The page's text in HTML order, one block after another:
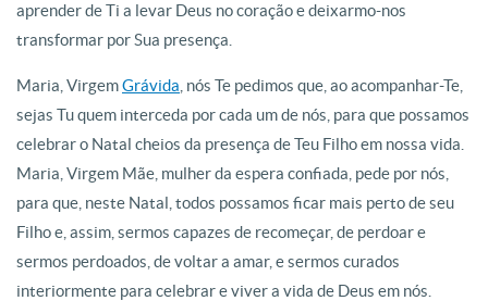
aprender de Ti a levar Deus no coração e deixarmo-nos
transformar por Sua presença.
Maria, VirgemGrávida , nós Te pedimos que, ao acompanhar-Te,
sejas Tu quem interceda por cada um de nós, para que possamos
celebrar o Natal cheios da presença de Teu Filho em nossa vida.
Maria, Virgem Mãe, mulher da espera confiada, pede por nós,
para que, neste Natal, todos possamos ficar mais perto de seu
Filho e, assim, sermos capazes de recomeçar, de perdoar e
sermos perdoados, de voltar a amar, e sermos curados
interiormente para celebrar e viver a vida de Deus em nós.